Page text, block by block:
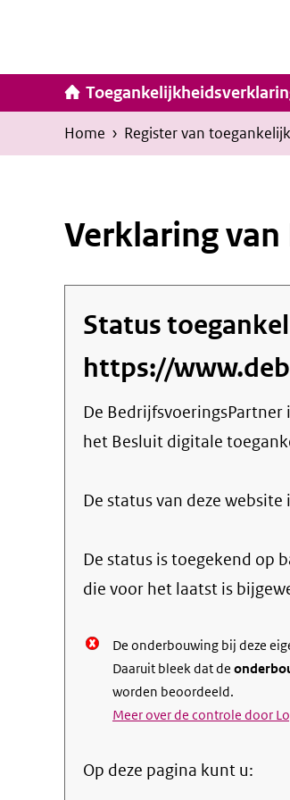
inhoud
Kruimelpad
U
bevindt
Home › Register van
Verklaring
Status
https://
De BedrijfsvoeringsPartner
het Besluit digitale
De status van deze website
De status is toegekend op
die voor het laatst is
De onderbouwing bij deze
Daaruit bleek dat de
worden beoordeeld.
Meer over de controle door
Op deze pagina kunt u: